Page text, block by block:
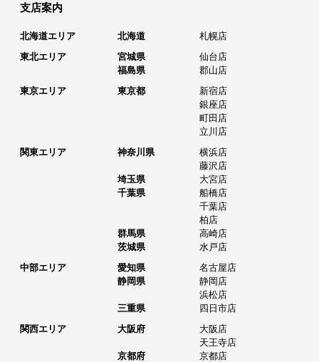
支店案内
北海道エリア 北海道
札幌店
東北エリア
宮城県
仙台店
福島県
郡山店
東京エリア
東京都
新宿店
銀座店
町田店
立川店
関東エリア
神奈川県
横浜店
藤沢店
埼玉県
大宮店
千葉県
船橋店
千葉店
柏店
群馬県
高崎店
茨城県
水戸店
中部エリア
愛知県
名古屋店
静岡県
静岡店
浜松店
三重県
四日市店
関西エリア
大阪府
大阪店
天王寺店
京都府
京都店